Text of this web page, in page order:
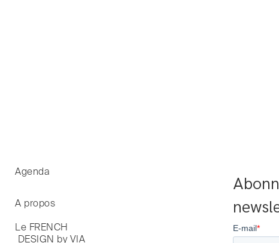
Agenda
A propos
Le FRENCH
DESIGN by VIA